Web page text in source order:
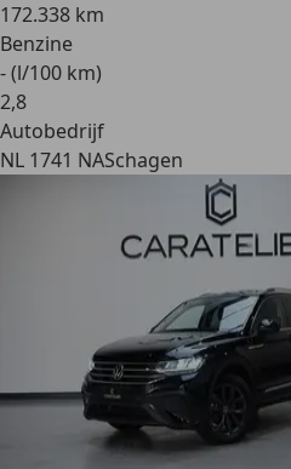
172.338 km
Benzine
- (l/100 km)
2,8
Autobedrijf
NL 1741 NASchagen